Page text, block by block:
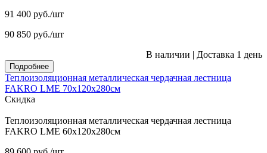
91 400 руб./шт
90 850 руб./шт
В наличии | Доставка 1 день
Подробнее
Теплоизоляционная металлическая чердачная лестница
FAKRO LME 70х120х280см
Скидка
Теплоизоляционная металлическая чердачная лестница
FAKRO LME 60х120х280см